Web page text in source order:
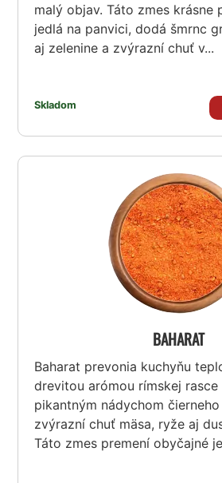
malý objav. Táto zmes krásne
jedlá na panvici, dodá šmrnc
aj zelenine a zvýrazní chuť v...
Skladom
BAHARAT
Baharat prevonia kuchyňu
drevitou arómou rímskej rasce
pikantným nádychom
zvýrazní chuť mäsa, ryže aj
Táto zmes premení obyčajné